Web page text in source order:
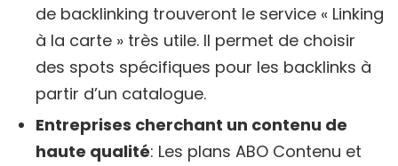
de backlinking trouveront le service « Linking
à la carte » très utile. Il permet de choisir
des spots spécifiques pour les backlinks à
partir d’un catalogue.
Entreprises cherchant un contenu de
haute qualité: Les plans ABO Contenu et